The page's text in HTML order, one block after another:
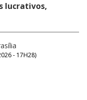
lucrativos,
- 17H28)